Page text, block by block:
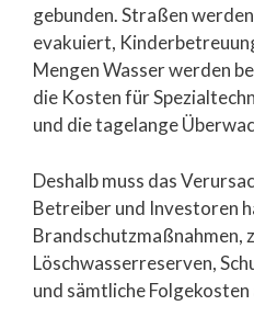
gebunden. Straßen
evakuiert,
Mengen Wasser werden
die Kosten für
und die tagelange
Deshalb muss das
Betreiber und Investoren
Brandschutzmaßnahmen,
Löschwasserreserven,
und sämtliche